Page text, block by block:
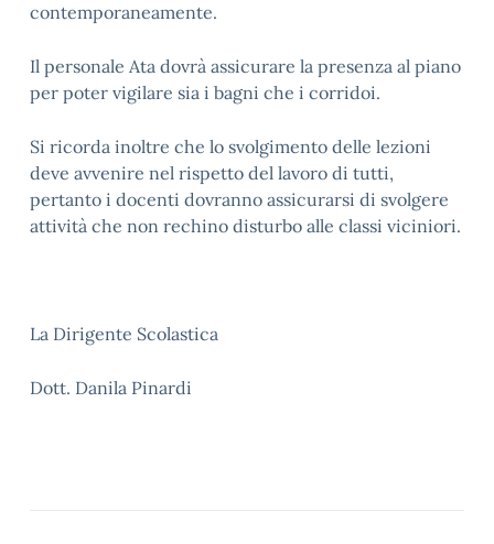
contemporaneamente.
Il personale Ata dovrà assicurare la presenza al piano
per poter vigilare sia i bagni che i corridoi.
Si ricorda inoltre che lo svolgimento delle lezioni
deve avvenire nel rispetto del lavoro di tutti,
pertanto i docenti dovranno assicurarsi di svolgere
attività che non rechino disturbo alle classi viciniori.
La Dirigente Scolastica
Dott. Danila Pinardi